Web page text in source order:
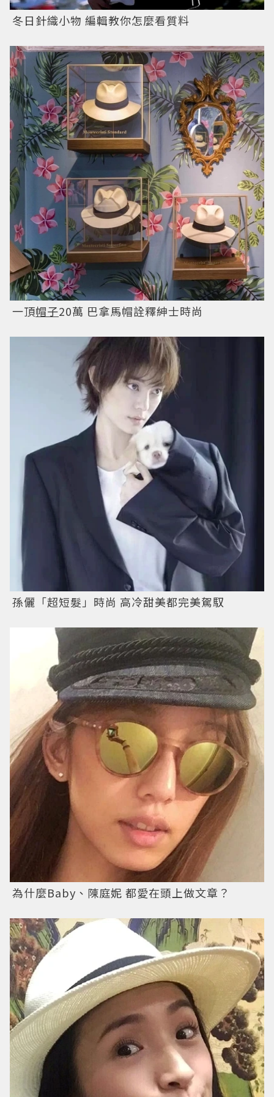
冬日針織小物 編輯教你怎麼看質料
一頂帽子20萬 巴拿馬帽詮釋紳士時尚
孫儷「超短髮」時尚 高冷甜美都完美駕馭
為什麼Baby、陳庭妮 都愛在頭上做文章？